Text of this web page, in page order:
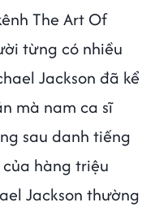
The Art Of
từng có nhiều
Jackson đã kể
mà nam ca sĩ
sau danh tiếng
hàng triệu
Jackson thường